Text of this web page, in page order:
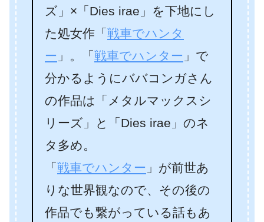
ズ」×「Dies irae」を下地にし
た処女作「 戦車でハンタ
ー 」。「 戦車でハンター 」で
分かるようにババコンガさん
の作品は「メタルマックスシ
リーズ」と「Dies irae」のネ
タ多め。
「 戦車でハンター 」が前世あ
りな世界観なので、その後の
作品でも繋がっている話もあ